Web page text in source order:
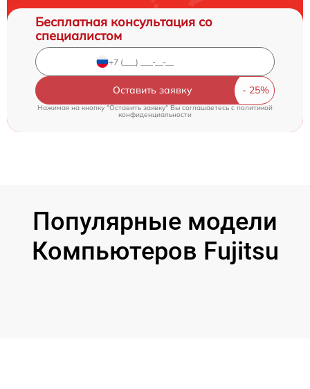
Бесплатная консультация со
специалистом
Оставить заявку
Нажимая на кнопку "Оставить заявку" Вы соглашаетесь cполитикой
конфиденциальности
Популярные модели
Компьютеров Fujitsu